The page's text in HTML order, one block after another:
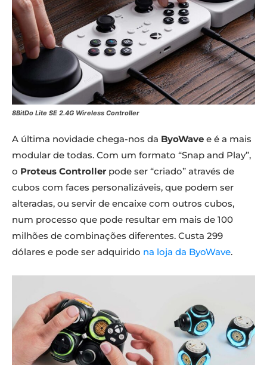
8BitDo Lite SE 2.4G Wireless Controller
A última novidade chega-nos da ByoWave e é a mais
modular de todas. Com um formato “Snap and Play”,
o Proteus Controller pode ser “criado” através de
cubos com faces personalizáveis, que podem ser
alteradas, ou servir de encaixe com outros cubos,
num processo que pode resultar em mais de 100
milhões de combinações diferentes. Custa 299
dólares e pode ser adquirido na loja da ByoWave.